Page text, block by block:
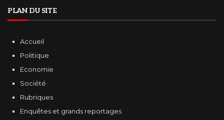
PLAN DU SITE
Accueil
Politique
Economie
Société
Rubriques
Enquêtes et grands reportages